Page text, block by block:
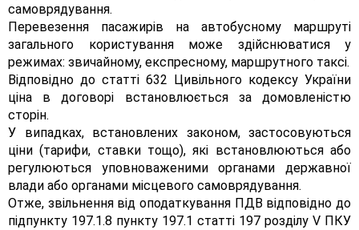
самоврядування.
Перевезення пасажирів на автобусному маршруті
загального користування може здійснюватися у
режимах: звичайному, експресному, маршрутного таксі.
Відповідно до статті 632 Цивільного кодексу України
ціна в договорі встановлюється за домовленістю
сторін.
У випадках, встановлених законом, застосовуються
ціни (тарифи, ставки тощо), які встановлюються або
регулюються уповноваженими органами державної
влади або органами місцевого самоврядування.
Отже, звільнення від оподаткування ПДВ відповідно до
підпункту 197.1.8 пункту 197.1 статті 197 розділу V ПКУ